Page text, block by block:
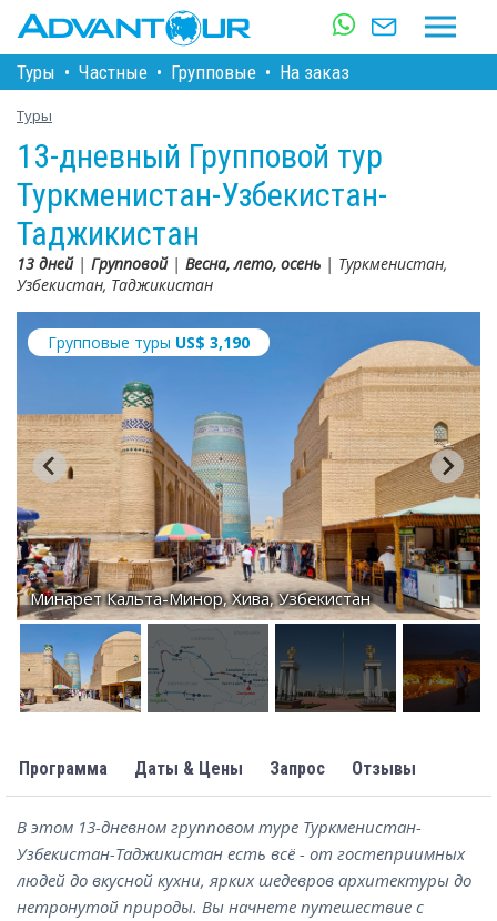
Туры • Частные • Групповые • На заказ
Туры
13-дневный Групповой тур
Туркменистан-Узбекистан-
Таджикистан
13 дней| Групповой| Весна, лето, осень | Туркменистан,
Узбекистан, Таджикистан
Групповые туры US$ 3,190
Минарет Кальта-Минор, Хива, Узбекистан
Программа Даты & Цены Запрос Отзывы
В этом 13-дневном групповом туре Туркменистан-
Узбекистан-Таджикистан есть всё - от гостеприимных
людей до вкусной кухни, ярких шедевров архитектуры до
нетронутой природы. Вы начнете путешествие с